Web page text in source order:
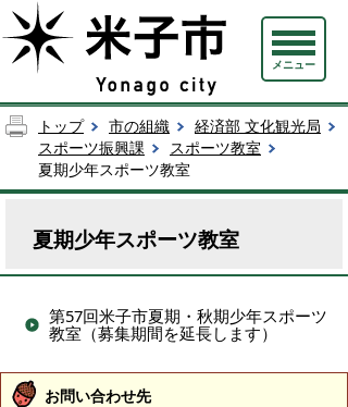
メニュー
トップ 市の組織
経済部 文化観光局
スポーツ振興課
スポーツ教室
夏期少年スポーツ教室
夏期少年スポーツ教室
第57回米子市夏期・秋期少年スポーツ
教室（募集期間を延長します）
お問い合わせ先